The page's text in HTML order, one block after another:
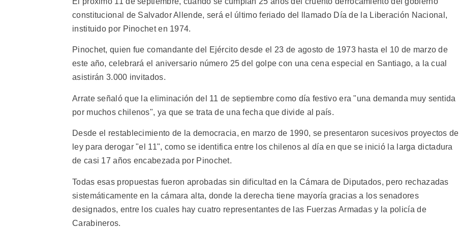
constitucional de Salvador Allende, será el último feriado del llamado Día de la Liberación Nacional,
instituido por Pinochet en 1974.
Pinochet, quien fue comandante del Ejército desde el 23 de agosto de 1973 hasta el 10 de marzo de
este año, celebrará el aniversario número 25 del golpe con una cena especial en Santiago, a la cual
asistirán 3.000 invitados.
Arrate señaló que la eliminación del 11 de septiembre como día festivo era "una demanda muy sentida
por muchos chilenos", ya que se trata de una fecha que divide al país.
Desde el restablecimiento de la democracia, en marzo de 1990, se presentaron sucesivos proyectos de
ley para derogar "el 11", como se identifica entre los chilenos al día en que se inició la larga dictadura
de casi 17 años encabezada por Pinochet.
Todas esas propuestas fueron aprobadas sin dificultad en la Cámara de Diputados, pero rechazadas
sistemáticamente en la cámara alta, donde la derecha tiene mayoría gracias a los senadores
designados, entre los cuales hay cuatro representantes de las Fuerzas Armadas y la policía de
Carabineros.